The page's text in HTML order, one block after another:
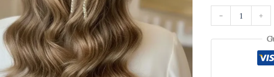
-
PAULETTE
+